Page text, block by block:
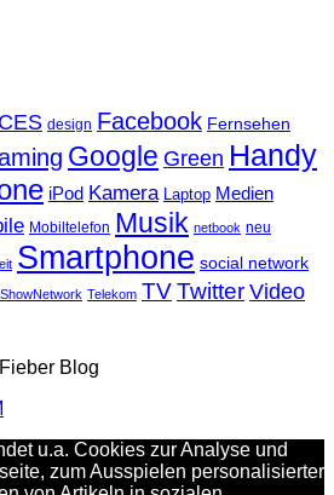
CES design Facebook Fernsehen
Google Green Handy
iPod Kamera Laptop Medien
Mobiltelefon Musik netbook neu
Smartphone social network
Telekom TVTwitter Video
Blog
u.a. Cookies zur Analyse und
zum Ausspielen personalisierter